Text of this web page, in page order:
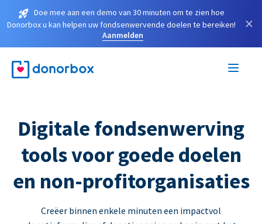
Doe mee aan een demo van 30 minuten om te zien hoe
Donorbox u kan helpen uw fondsenwervende doelen te bereiken!
Aanmelden
×
Digitale fondsenwerving
tools voor goede doelen
en non-profitorganisaties
Creëer binnen enkele minuten een impactvol